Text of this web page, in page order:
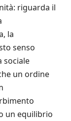
riguarda il
la
senso
sociale
un ordine
un equilibrio